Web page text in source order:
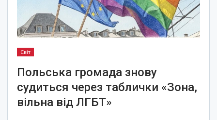
Світ
Польська громада знову
судиться через таблички «Зона,
вільна від ЛГБТ»